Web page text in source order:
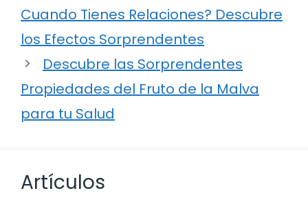
Cuando Tienes Relaciones? Descubre
los Efectos Sorprendentes
Descubre las Sorprendentes
Propiedades del Fruto de la Malva
para tu Salud
Artículos